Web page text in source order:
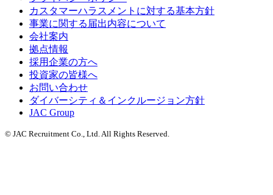
カスタマーハラスメントに対する基本方針
事業に関する届出内容について
会社案内
拠点情報
採用企業の方へ
投資家の皆様へ
お問い合わせ
ダイバーシティ＆インクルージョン方針
JAC Group
© JAC Recruitment Co., Ltd. All Rights Reserved.